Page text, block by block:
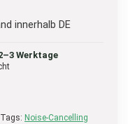
innerhalb DE
Werktage
Tags: Noise-Cancelling